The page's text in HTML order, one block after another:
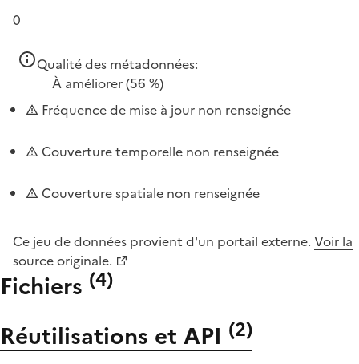
0
Qualité des métadonnées:
À améliorer(56 %)
Fréquence de mise à jour non renseignée
Couverture temporelle non renseignée
Couverture spatiale non renseignée
Ce jeu de données provient d'un portail externe. Voir la
source originale.
Fichiers (4)
Réutilisations et API (2)